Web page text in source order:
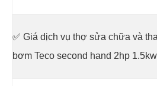
✅ Giá dịch vụ thợ sửa chữa và
bơm Teco second hand 2hp 1.5kw